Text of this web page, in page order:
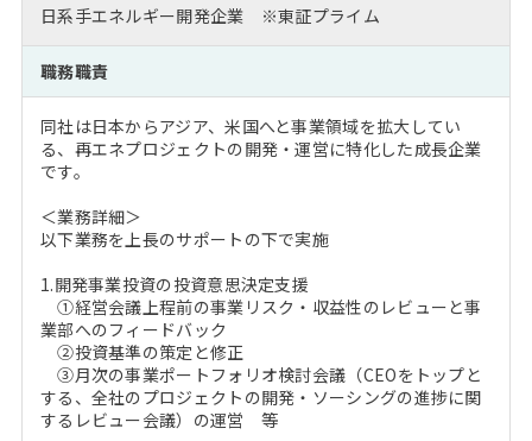
MBA留学生数の推移
MBAを生かす求人特集
年齢と年収の相関図
外資系／面接攻略のコツ
キャリアに効く一冊
注目企業インタビュー
プロ経営者の特別セミナー
Career Talk Live
MBA NETWORKING
パブリシティ
ニュースリリース
日系手エネルギー開発企業 ※東証プライム
職務職責
同社は日本からアジア、米国へと事業領域を拡大してい
る、再エネプロジェクトの開発・運営に特化した成長企業
です。
＜業務詳細＞
以下業務を上長のサポートの下で実施
1.開発事業投資の投資意思決定支援
①経営会議上程前の事業リスク・収益性のレビューと事
業部へのフィードバック
②投資基準の策定と修正
③月次の事業ポートフォリオ検討会議（CEOをトップと
する、全社のプロジェクトの開発・ソーシングの進捗に関
するレビュー会議）の運営 等